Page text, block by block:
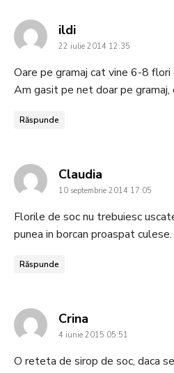
ildisays:
22 iulie 2014 12:35
Oare pe gramaj cat vine 6-8
Am gasit pe net doar pe
Răspunde
Claudia
10 septembrie 2014 17:05
Florile de soc nu trebuiesc
punea in borcan proaspat culese.
Răspunde
Crina
4 iunie 2015 05:51
O reteta de sirop de soc, daca